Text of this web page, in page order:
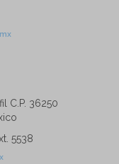
C.P. 36250
5538